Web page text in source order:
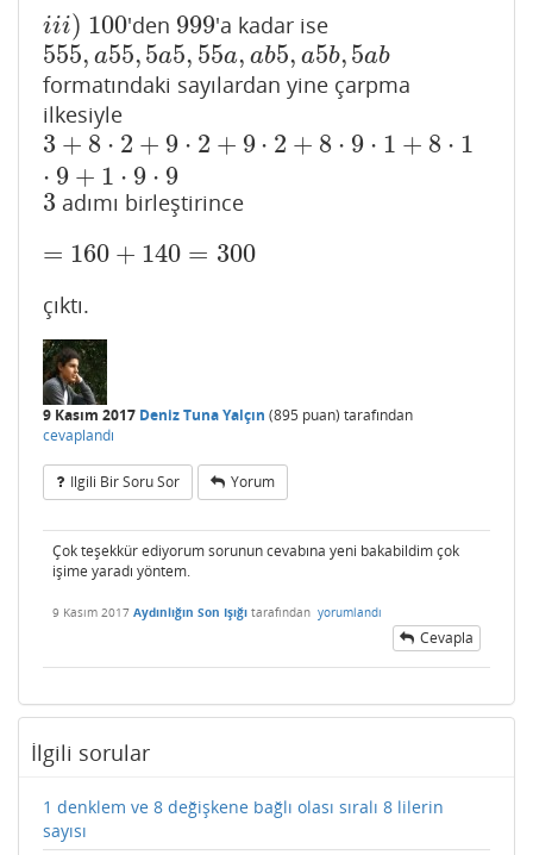
iii)
iii) 100
100'den 999
999'a kadar ise
555, a55,5a5, 55a, ab5, a5b,5ab
555,a55,5a5,55a,ab5, a5b,5 ab
formatındaki sayılardan yine çarpma
ilkesiyle
3 + 8 ⋅ 2 + 9 ⋅ 2 + 9 ⋅ 2 + 8 ⋅ 9 ⋅ 1 + 8 ⋅ 1
⋅ 9 + 1 ⋅ 9 ⋅ 9
3+8⋅ 2+9 ⋅2 +9 ⋅2 + 8⋅ 9⋅1+ 8 ⋅1 ⋅9+ 1⋅ 9 ⋅9
3
3 adımı birleştirince
= 160 + 140 = 300
=160+ 140= 300
çıktı.
9 Kasım 2017 Deniz Tuna Yalçın (895 puan) tarafından
cevaplandı
Ilgili Bir Soru Sor Yorum
Çok teşekkür ediyorum sorunun cevabına yeni bakabildim çok
işime yaradı yöntem.
9 Kasım 2017 Aydınlığın Son Işığı tarafından yorumlandı
Cevapla
İlgili sorular
1 denklem ve 8 değişkene bağlı olası sıralı 8 lilerin
sayısı